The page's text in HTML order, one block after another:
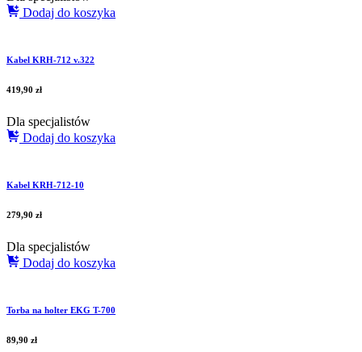
Dodaj do koszyka
Kabel KRH-712 v.322
419,90 zł
Dla specjalistów
Dodaj do koszyka
Kabel KRH-712-10
279,90 zł
Dla specjalistów
Dodaj do koszyka
Torba na holter EKG T-700
89,90 zł